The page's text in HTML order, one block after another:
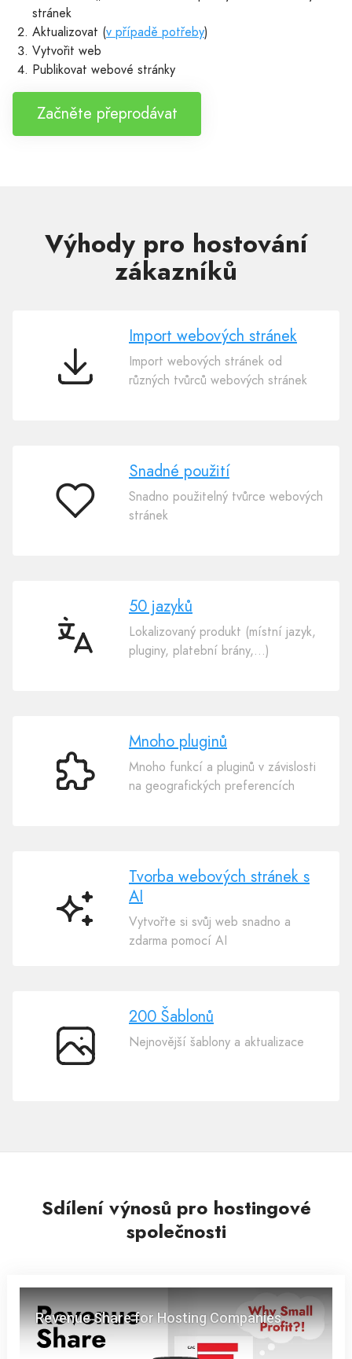
stránek
Aktualizovat (v případě potřeby)
Vytvořit web
Publikovat webové stránky
Začněte přeprodávat
Výhody pro hostování
zákazníků
Import
Import webových stránek
Import webových stránek od
různých tvůrců webových stránek
Snadné
Snadné použití
Snadno použitelný tvůrce webových
stránek
50
50 jazyků
Lokalizovaný produkt (místní jazyk,
pluginy, platební brány,…)
Mnoho
Mnoho pluginů
Mnoho funkcí a pluginů v závislosti
na geografických preferencích
Tvorba
Tvorba webových stránek s
AI
Vytvořte si svůj web snadno a
zdarma pomocí AI
200
200 Šablonů
Nejnovější šablony a aktualizace
Sdílení výnosů pro hostingové
společnosti